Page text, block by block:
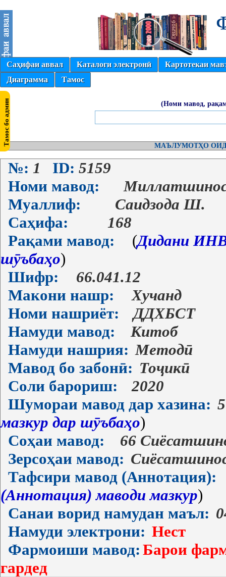
Саҳифаи аввал Каталоги электронӣ
Картотекаи
Диаграмма
Тамос
(Номи мавод,
МАЪЛУМОТҲО
№: 1 ID: 5159
Номи мавод:
Муаллиф:
Саидзода Ш.
Саҳифа:
168
Рақами мавод:
(Дидани
шӯъбаҳо)
Шифр:
66.041.12
Макони нашр:
Хучанд
Номи нашриёт:
ДДХБСТ
Намуди мавод:
Китоб
Намуди нашрия: Методӣ
Мавод бо забонӣ: Тоҷикӣ
Соли барориш:
2020
Шумораи мавод дар хазина:
мазкур дар шӯъбаҳо)
Соҳаи мавод:
66
Зерсоҳаи мавод:
Тафсири мавод (Аннотация):
(Аннотация) маводи мазкур)
Санаи ворид намудан маъл:
Намуди электрони: Нест
Фармоиши мавод: Барои
гардед